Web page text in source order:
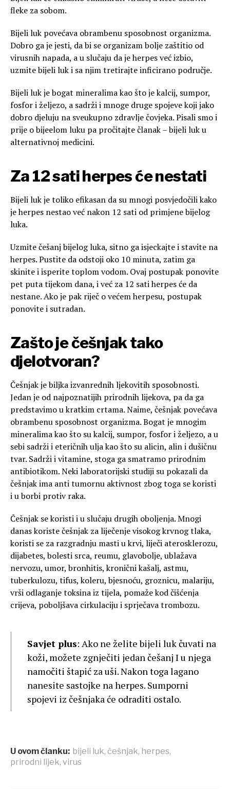
fleke za sobom.
Bijeli luk povećava obrambenu sposobnost organizma.
Dobro ga je jesti, da bi se organizam bolje zaštitio od
virusnih napada, a u slučaju da je herpes već izbio,
uzmite bijeli luk i sa njim tretirajte inficirano područje.
Bijeli luk je bogat mineralima kao što je kalcij, sumpor,
fosfor i željezo, a sadrži i mnoge druge spojeve koji jako
dobro djeluju na sveukupno zdravlje čovjeka. Pisali smo i
prije o bijeelom luku pa pročitajte članak – bijeli luk u
alternativnoj medicini.
Za 12 sati herpes će nestati
Bijeli luk je toliko efikasan da su mnogi posvjedočili kako
je herpes nestao već nakon 12 sati od primjene bijelog
luka.
Uzmite češanj bijelog luka, sitno ga isjeckajte i stavite na
herpes. Pustite da odstoji oko 10 minuta, zatim ga
skinite i isperite toplom vodom. Ovaj postupak ponovite
pet puta tijekom dana, i već za 12 sati herpes će da
nestane. Ako je pak riječ o većem herpesu, postupak
ponovite i sutradan.
Zašto je češnjak tako
djelotvoran?
Češnjak je biljka izvanrednih ljekovitih sposobnosti.
Jedan je od najpoznatijih prirodnih lijekova, pa da ga
predstavimo u kratkim crtama. Naime, češnjak povećava
obrambenu sposobnost organizma. Bogat je mnogim
mineralima kao što su kalcij, sumpor, fosfor i željezo, a u
sebi sadrži i eteričnih ulja kao što su alicin, alin i dušičnu
tvar. Sadrži i vitamine, stoga ga smatramo prirodnim
antibiotikom. Neki laboratorijski studiji su pokazali da
češnjak ima anti tumornu aktivnost zbog toga se koristi
i u borbi protiv raka.
Češnjak se koristi i u slučaju drugih oboljenja. Mnogi
danas koriste češnjak za liječenje visokog krvnog tlaka,
koristi se za razgradnju masti u krvi, liječi aterosklerozu,
dijabetes, bolesti srca, reumu, glavobolje, ublažava
nervozu, umor, bronhitis, kronični kašalj, astmu,
tuberkulozu, tifus, koleru, bjesnoću, groznicu, malariju,
vrši odlaganje toksina iz tijela, pomaže kod čišćenja
crijeva, poboljšava cirkulaciju i sprječava trombozu.
Savjet plus: Ako ne želite bijeli luk čuvati na
koži, možete zgnječiti jedan češanj I u njega
namočiti štapić za uši. Nakon toga lagano
nanesite sastojke na herpes. Sumporni
spojevi iz češnjaka će odraditi ostalo.
U ovom članku: bijeli luk, češnjak, herpes,
prirodni lijek, virus